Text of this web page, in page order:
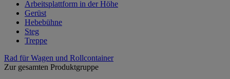
Arbeitsplattform in der Höhe
Gerüst
Hebebühne
Steg
Treppe
Rad für Wagen und Rollcontainer
Zur gesamten Produktgruppe